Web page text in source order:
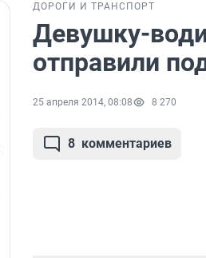
ДОРОГИ И ТРАНСПОРТ
Девушку-
отправили
25 апреля 2014, 08:08 8 270
8 комментариев